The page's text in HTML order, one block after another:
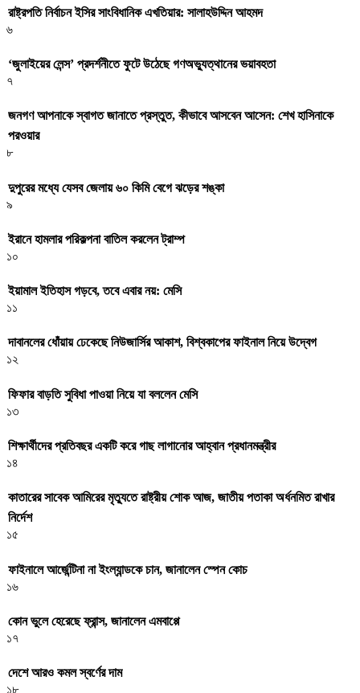
রাষ্ট্রপতি নির্বাচন ইসির সাংবিধানিক এখতিয়ার: সালাহউদ্দিন আহমদ
৬
‘জুলাইয়ের লেন্স’ প্রদর্শনীতে ফুটে উঠেছে গণঅভ্যুত্থানের ভয়াবহতা
৭
জনগণ আপনাকে স্বাগত জানাতে প্রস্তুত, কীভাবে আসবেন আসেন: শেখ হাসিনাকে
পরওয়ার
৮
দুপুরের মধ্যে যেসব জেলায় ৬০ কিমি বেগে ঝড়ের শঙ্কা
৯
ইরানে হামলার পরিকল্পনা বাতিল করলেন ট্রাম্প
১০
ইয়ামাল ইতিহাস গড়বে, তবে এবার নয়: মেসি
১১
দাবানলের ধোঁয়ায় ঢেকেছে নিউজার্সির আকাশ, বিশ্বকাপের ফাইনাল নিয়ে উদ্বেগ
১২
ফিফার বাড়তি সুবিধা পাওয়া নিয়ে যা বললেন মেসি
১৩
শিক্ষার্থীদের প্রতিবছর একটি করে গাছ লাগানোর আহ্বান প্রধানমন্ত্রীর
১৪
কাতারের সাবেক আমিরের মৃত্যুতে রাষ্ট্রীয় শোক আজ, জাতীয় পতাকা অর্ধনমিত রাখার
নির্দেশ
১৫
ফাইনালে আর্জেন্টিনা না ইংল্যান্ডকে চান, জানালেন স্পেন কোচ
১৬
কোন ভুলে হেরেছে ফ্রান্স, জানালেন এমবাপ্পে
১৭
দেশে আরও কমল স্বর্ণের দাম
১৮